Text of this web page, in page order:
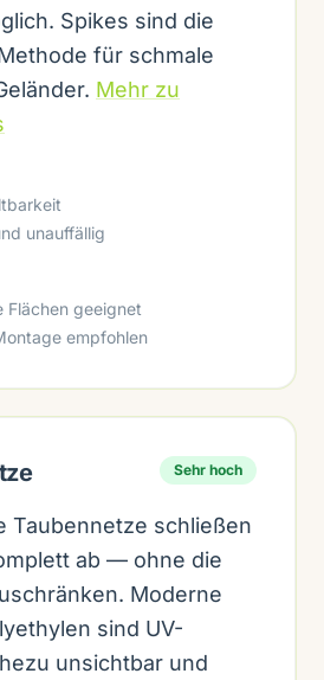
Spikes sind die
für schmale
Mehr zu
unauffällig
Flächen geeignet
empfohlen
Sehr hoch
Taubennetze schließen
ab — ohne die
Moderne
sind UV-
unsichtbar und